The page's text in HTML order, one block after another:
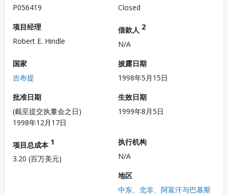
P056419
Closed
项目经理
Robert E. Hindle
借款人 2
N/A
国家
吉布提
披露日期
1998年5月15日
批准日期
(截至提交执董会之日)
1998年12月17日
生效日期
1999年8月5日
项目总成本 1
3.20 (百万美元)
执行机构
N/A
地区
中东、北非、阿富汗与巴基斯